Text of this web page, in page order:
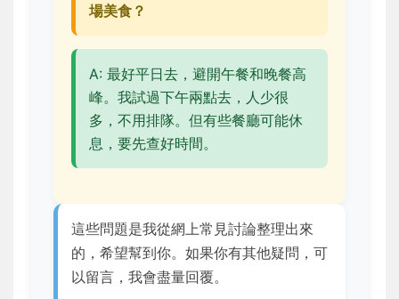
場美食？
A: 最好平日去，避開午餐和晚餐高
峰。我試過下午兩點去，人少很
多，不用排隊。但有些餐廳可能休
息，要先查好時間。
這些問題是我從網上常見討論整理出來
的，希望幫到你。如果你有其他疑問，可
以留言，我會盡量回覆。